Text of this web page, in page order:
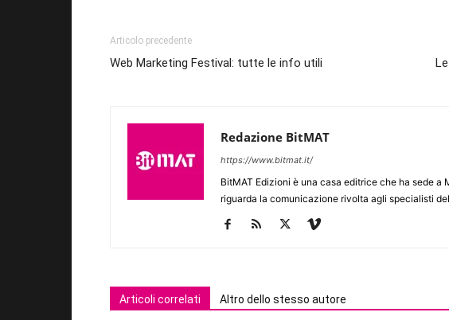
Articolo precedente
Web Marketing Festival: tutte le info utili
Redazione BitMAT
https://www.bitmat.it/
BitMAT Edizioni è una casa editrice che ha sede
riguarda la comunicazione rivolta agli specialisti
Articoli correlati Altro dello stesso autore